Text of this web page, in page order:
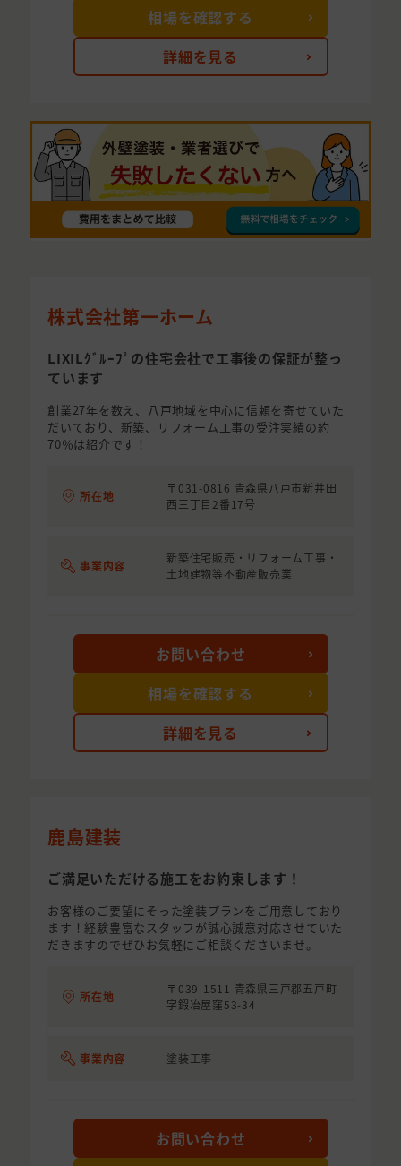
詳細を見る
相場を確認する
株式会社第一ホーム
LIXILｸﾞﾙｰﾌﾟの住宅会社で工事後の保証が整っ
ています
創業27年を数え、八戸地域を中心に信頼を寄せていた
だいており、新築、リフォーム工事の受注実績の約
70％は紹介です！
所在地
〒031-0816 青森県八戸市新井田
西三丁目2番17号
事業内容
新築住宅販売・リフォーム工事・
土地建物等不動産販売業
詳細を見る
お問い合わせ
相場を確認する
鹿島建装
ご満足いただける施工をお約束します！
お客様のご要望にそった塗装プランをご用意しており
ます！経験豊富なスタッフが誠心誠意対応させていた
だきますのでぜひお気軽にご相談くださいませ。
所在地
〒039-1511 青森県三戸郡五戸町
字鍜冶屋窪53-34
事業内容 塗装工事
お問い合わせ